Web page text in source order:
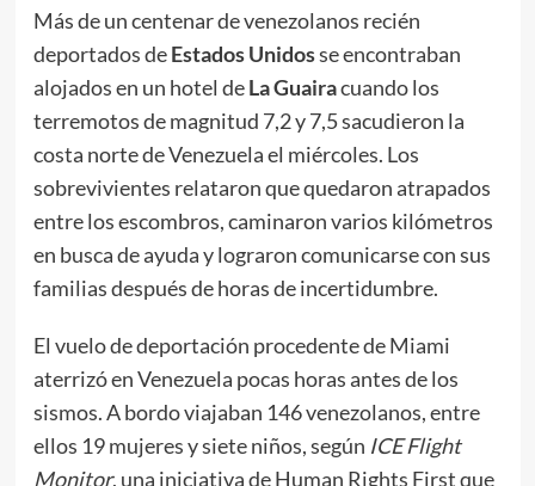
Más de un centenar de venezolanos recién
deportados deEstados Unidosse encontraban
alojados en un hotel deLa Guairacuando los
terremotos de magnitud 7,2 y 7,5 sacudieron la
costa norte de Venezuela el miércoles. Los
sobrevivientes relataron que quedaron atrapados
entre los escombros, caminaron varios kilómetros
en busca de ayuda y lograron comunicarse con sus
familias después de horas de incertidumbre.
El vuelo de deportación procedente de Miami
aterrizó en Venezuela pocas horas antes de los
sismos. A bordo viajaban 146 venezolanos, entre
ellos 19 mujeres y siete niños, según ICE Flight
Monitor, una iniciativa de Human Rights First que